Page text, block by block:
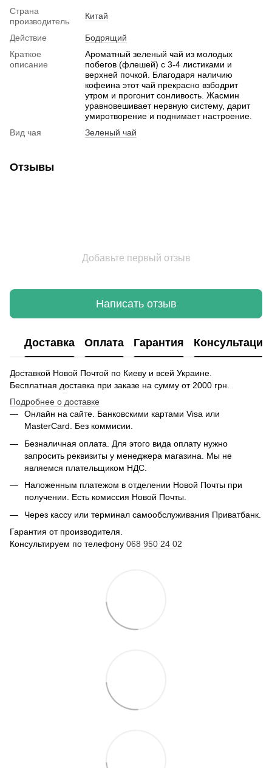
Страна
производитель
Китай
Действие
Бодрящий
Краткое
описание
Ароматный зеленый чай из молодых
побегов (флешей) с 3-4 листиками и
верхней почкой. Благодаря наличию
кофеина этот чай прекрасно взбодрит
утром и прогонит сонливость. Жасмин
уравновешивает нервную систему, дарит
умиротворение и поднимает настроение.
Вид чая
Зеленый чай
Отзывы
Добавьте первый отзыв
Написать отзыв
Доставка Оплата Гарантия Консультация
Доставкой Новой Почтой по Киеву и всей Украине.
Бесплатная доставка при заказе на сумму от 2000 грн.
Подробнее о доставке
Онлайн на сайте. Банковскими картами Visa или
MasterCard. Без коммисии.
Безналичная оплата. Для этого вида оплату нужно
запросить реквизиты у менеджера магазина. Мы не
являемся плательщиком НДС.
Наложенным платежом в отделении Новой Почты при
получении. Есть комиссия Новой Почты.
Через кассу или терминал самообслуживания Приватбанк.
Гарантия от производителя.
Консультируем по телефону 068 950 24 02